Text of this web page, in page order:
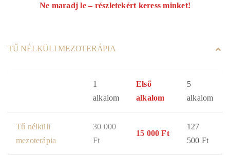
Ne maradj le – részletekért keress minket!
TŰ NÉLKÜLI MEZOTERÁPIA
1
alkalom
Első
alkalom
5
alkalom
Tű nélküli
mezoterápia
30 000
Ft
15 000 Ft
127
500 Ft